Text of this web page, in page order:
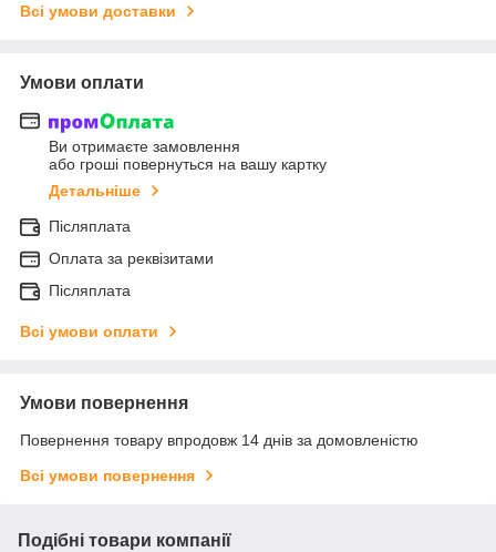
Всі умови доставки
Умови оплати
Ви отримаєте замовлення
або гроші повернуться на вашу картку
Детальніше
Післяплата
Оплата за реквізитами
Післяплата
Всі умови оплати
Умови повернення
Повернення товару впродовж 14 днів за домовленістю
Всі умови повернення
Подібні товари компанії